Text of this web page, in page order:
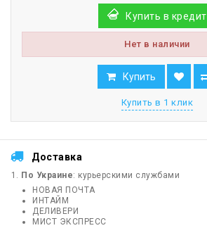
Купить в кредит
Нет в наличии
Купить
Купить в 1 клик
Доставка
По Украине: курьерскими службами
НОВАЯ ПОЧТА
ИНТАЙМ
ДЕЛИВЕРИ
МИСТ ЭКСПРЕСС